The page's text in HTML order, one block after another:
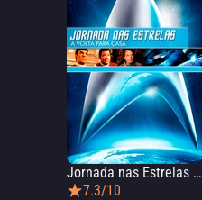
Jornada nas Estrelas IV: A Volta para Casa
7.3/10